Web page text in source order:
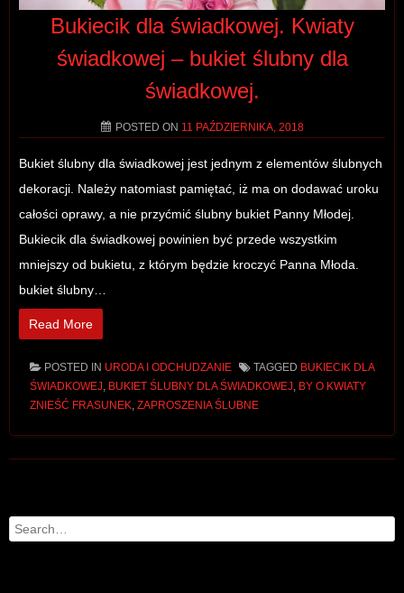
Search
Bukiecik dla świadkowej. Kwiaty
świadkowej – bukiet ślubny dla
świadkowej.
POSTED ON 11 PAŹDZIERNIKA, 2018
Bukiet ślubny dla świadkowej jest jednym z elementów ślubnych
dekoracji. Należy natomiast pamiętać, iż ma on dodawać uroku
całości oprawy, a nie przyćmić ślubny bukiet Panny Młodej.
Bukiecik dla świadkowej powinien być przede wszystkim
mniejszy od bukietu, z którym będzie kroczyć Panna Młoda.
bukiet ślubny…
Read More
POSTED IN URODA I ODCHUDZANIE TAGGED BUKIECIK DLA
ŚWIADKOWEJ BUKIET ŚLUBNY DLA ŚWIADKOWEJ BY O KWIATY
ZNIEŚĆ FRASUNEK ZAPROSZENIA ŚLUBNE